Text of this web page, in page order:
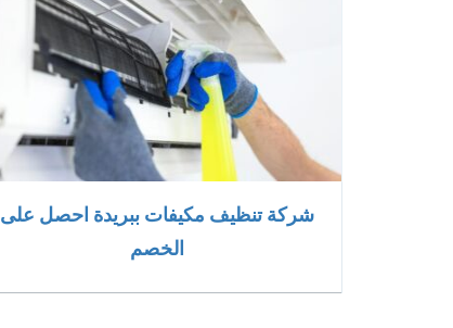
شركة تنظيف مكيفات ببريدة احصل على
الخصم